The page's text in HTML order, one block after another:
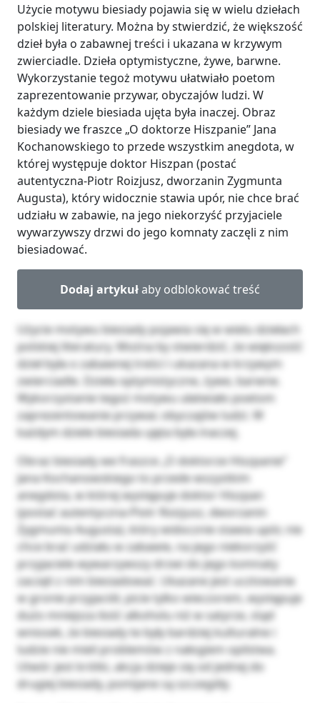
Użycie motywu biesiady pojawia się w wielu dziełach
polskiej literatury. Można by stwierdzić, że większość
dzieł była o zabawnej treści i ukazana w krzywym
zwierciadle. Dzieła optymistyczne, żywe, barwne.
Wykorzystanie tegoż motywu ułatwiało poetom
zaprezentowanie przywar, obyczajów ludzi. W
każdym dziele biesiada ujęta była inaczej. Obraz
biesiady we fraszce „O doktorze Hiszpanie” Jana
Kochanowskiego to przede wszystkim anegdota, w
której występuje doktor Hiszpan (postać
autentyczna-Piotr Roizjusz, dworzanin Zygmunta
Augusta), który widocznie stawia upór, nie chce brać
udziału w zabawie, na jego niekorzyść przyjaciele
wywarzywszy drzwi do jego komnaty zaczęli z nim
biesiadować.
Dodaj artykułaby odblokować treść
Użycie motywu biesiady pojawia się w wielu dziełach
polskiej literatury. Można by stwierdzić, że większość
dzieł była o zabawnej treści i ukazana w krzywym
zwierciadle. Dzieła optymistyczne, żywe, barwne.
Wykorzystanie tegoż motywu ułatwiało poetom
zaprezentowanie przywar, obyczajów ludzi. W
każdym dziele biesiada ujęta była inaczej.
Obraz biesiady we fraszce „O doktorze Hiszpanie”
Jana Kochanowskiego to przede wszystkim
anegdota, w której występuje doktor Hiszpan
(postać autentyczna-Piotr Roizjusz, dworzanin
Zygmunta Augusta), który widocznie stawia upór, nie
chce brać udziału w zabawie, na jego niekorzyść
przyjaciele wywarzywszy drzwi do jego komnaty
zaczęli z nim biesiadować. Ukazane jest ucztowanie
w gronie przyjaciół, picie tylko wieczorem, występuje
dużo mniejsza ilość alkoholu niż w satyrze, stąd
wniosek, że biesiady te były bardziej kulturalne i
ludzie nie mieli problemów z nałogiem opilstwa.
Utwór jest krótki, akcja dzieje się od jednej do
drugiej biesiady, pomijane są szczegóły.